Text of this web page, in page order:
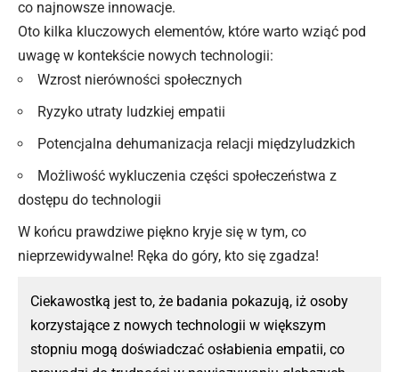
co najnowsze innowacje.
Oto kilka kluczowych elementów, które warto wziąć pod
uwagę w kontekście nowych technologii:
Wzrost nierówności społecznych
Ryzyko utraty ludzkiej empatii
Potencjalna dehumanizacja relacji międzyludzkich
Możliwość wykluczenia części społeczeństwa z
dostępu do technologii
W końcu prawdziwe piękno kryje się w tym, co
nieprzewidywalne! Ręka do góry, kto się zgadza!
Ciekawostką jest to, że badania pokazują, iż osoby
korzystające z nowych technologii w większym
stopniu mogą doświadczać osłabienia empatii, co